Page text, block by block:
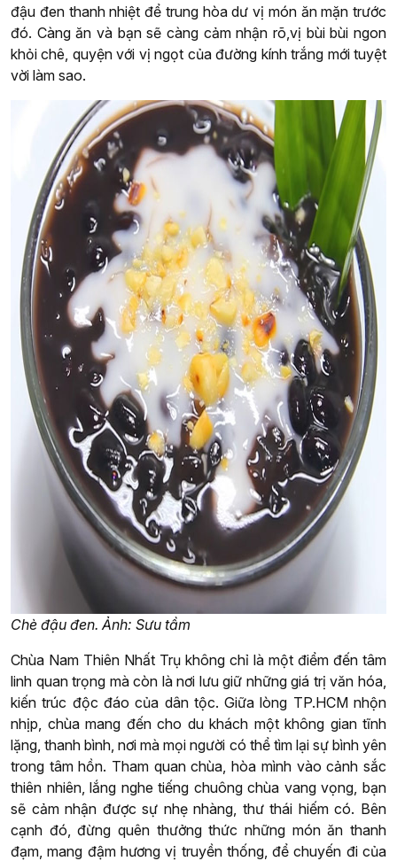
đậu đen thanh nhiệt để trung hòa dư vị món ăn mặn trước
đó. Càng ăn và bạn sẽ càng cảm nhận rõ,vị bùi bùi ngon
khỏi chê, quyện với vị ngọt của đường kính trắng mới tuyệt
vời làm sao.
Chè đậu đen. Ảnh: Sưu tầm
Chùa Nam Thiên Nhất Trụ không chỉ là một điểm đến tâm
linh quan trọng mà còn là nơi lưu giữ những giá trị văn hóa,
kiến trúc độc đáo của dân tộc. Giữa lòng TP.HCM nhộn
nhịp, chùa mang đến cho du khách một không gian tĩnh
lặng, thanh bình, nơi mà mọi người có thể tìm lại sự bình yên
trong tâm hồn. Tham quan chùa, hòa mình vào cảnh sắc
thiên nhiên, lắng nghe tiếng chuông chùa vang vọng, bạn
sẽ cảm nhận được sự nhẹ nhàng, thư thái hiếm có. Bên
cạnh đó, đừng quên thưởng thức những món ăn thanh
đạm, mang đậm hương vị truyền thống, để chuyến đi của